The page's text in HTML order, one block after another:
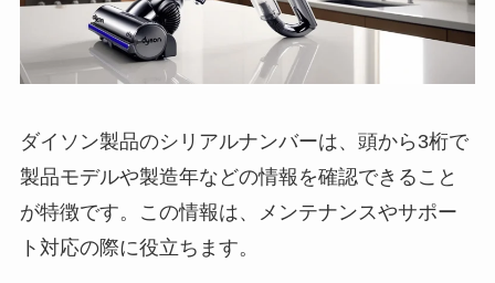
ダイソン製品のシリアルナンバーは、頭から3桁で
製品モデルや製造年などの情報を確認できること
が特徴です。この情報は、メンテナンスやサポー
ト対応の際に役立ちます。